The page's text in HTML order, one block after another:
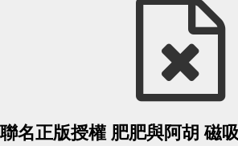
聯名正版授權 肥肥與阿胡 磁